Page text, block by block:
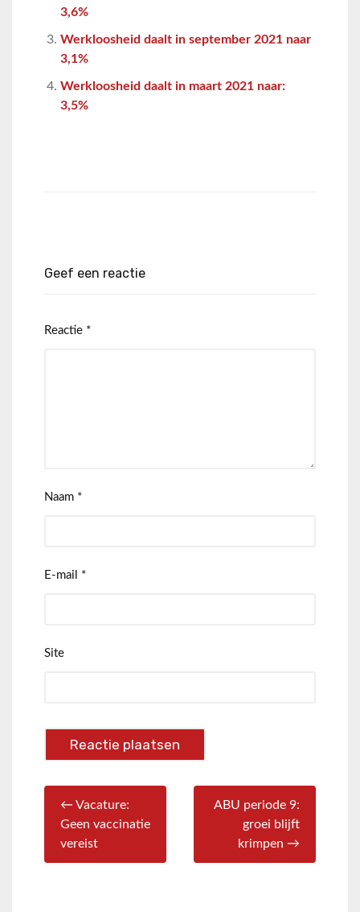
3,6%
Werkloosheid daalt in september 2021 naar
3,1%
Werkloosheid daalt in maart 2021 naar:
3,5%
Geef een reactie
Reactie *
Naam *
E-mail *
Site
← Vacature:
Geen vaccinatie
vereist
ABU periode 9:
groei blijft
krimpen →